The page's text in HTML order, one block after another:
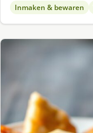
Inmaken & bewaren